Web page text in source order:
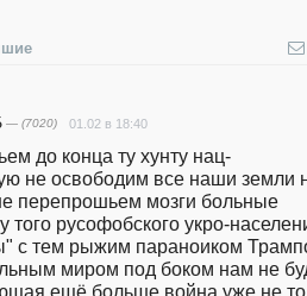
— (7020) 01.02 в 18:40
до конца ту хунту нац-
не освободим все наши земли
перепрошьем мозги больные
того русофобского укро-
с тем рыжим параноиком
миром под боком нам не
ещё больше война уже не